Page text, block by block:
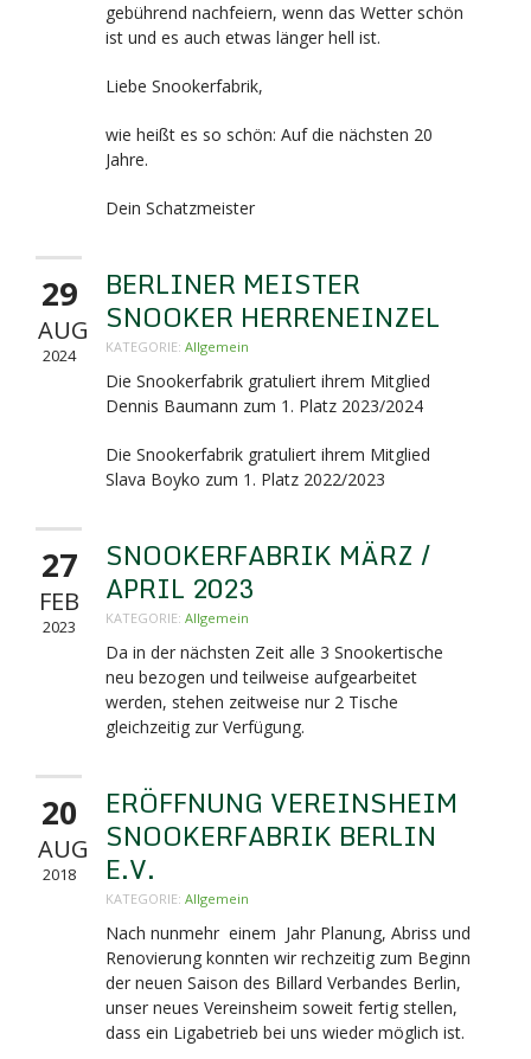
gebührend nachfeiern, wenn das Wetter schön
ist und es auch etwas länger hell ist.
Liebe Snookerfabrik,
wie heißt es so schön: Auf die nächsten 20
Jahre.
Dein Schatzmeister
29
AUG
2024
BERLINER MEISTER
SNOOKER HERRENEINZEL
KATEGORIE: Allgemein
Die Snookerfabrik gratuliert ihrem Mitglied
Dennis Baumann zum 1. Platz 2023/2024
Die Snookerfabrik gratuliert ihrem Mitglied
Slava Boyko zum 1. Platz 2022/2023
27
FEB
2023
SNOOKERFABRIK MÄRZ /
APRIL 2023
KATEGORIE: Allgemein
Da in der nächsten Zeit alle 3 Snookertische
neu bezogen und teilweise aufgearbeitet
werden, stehen zeitweise nur 2 Tische
gleichzeitig zur Verfügung.
20
AUG
2018
ERÖFFNUNG VEREINSHEIM
SNOOKERFABRIK BERLIN
E.V.
KATEGORIE: Allgemein
Nach nunmehr einem Jahr Planung, Abriss und
Renovierung konnten wir rechzeitig zum Beginn
der neuen Saison des Billard Verbandes Berlin,
unser neues Vereinsheim soweit fertig stellen,
dass ein Ligabetrieb bei uns wieder möglich ist.